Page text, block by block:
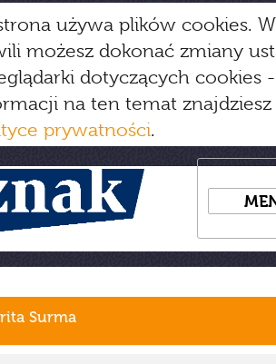
używa plików cookies.
możesz dokonać zmiany
dotyczących cookies
na ten temat
prywatności.
Surma